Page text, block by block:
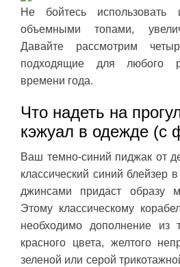
Не бойтесь
объемными топами,
Давайте рассмотрим
подходящие для любого
времени года.
Что надеть на
кэжуал в одежде (с
Ваш темно-синий пиджак от
классический синий блейзер
джинсами придаст образу
Этому классическому
необходимо дополнение из
красного цвета, желтого
зеленой или серой